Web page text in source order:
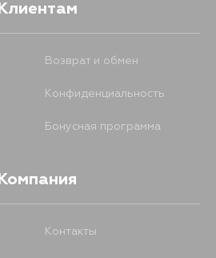
Клиентам
Возврат и обмен
Конфиденциальность
Бонусная программа
Компания
Контакты